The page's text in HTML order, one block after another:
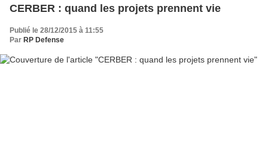
CERBER : quand les projets prennent vie
Publié le 28/12/2015 à 11:55
Par RP Defense